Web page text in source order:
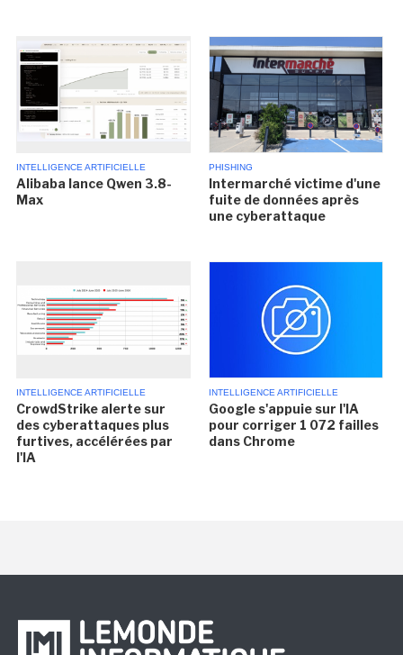
INTELLIGENCE ARTIFICIELLE
Alibaba lance Qwen 3.8-
Max
PHISHING
Intermarché victime d'une
fuite de données après
une cyberattaque
INTELLIGENCE ARTIFICIELLE
CrowdStrike alerte sur
des cyberattaques plus
furtives, accélérées par
l'IA
INTELLIGENCE ARTIFICIELLE
Google s'appuie sur l'IA
pour corriger 1 072 failles
dans Chrome